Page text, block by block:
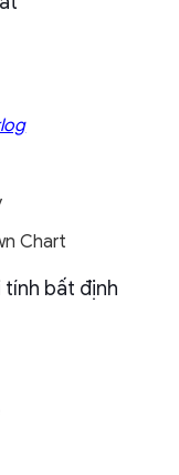
Chart
tính bất định